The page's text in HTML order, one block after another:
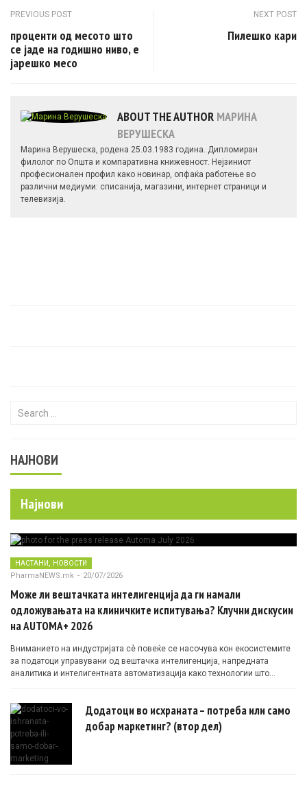
Post navigation
PREVIOUS POST
проценти од месото што
се јаде на годишно ниво, е
јарешко месо
NEXT POST
Пилешко кари
ABOUT THE AUTHOR МАРИНА
ВЕРУШЕСКА
Марина Верушеска, родена 25.03.1983 година. Дипломиран
филолог по Општа и компаративна книжевност. Нејзиниот
професионален профил како новинар, опфаќа работење во
различни медиуми: списанија, магазини, интернет страници и
телевизија.
Search for:
НАЈНОВИ
Најнови
НАСТАНИ, НОВОСТИ
PharmaNEWS.mk - 20/07/2026
Може ли вештачката интелигенција да ги намали
одложувањата на клиничките испитувања? Клучни дискусии
на AUTOMA+ 2026
Вниманието на индустријата сè повеќе се насочува кон екосистемите
за податоци управувани од вештачка интелигенција, напредната
аналитика и интелигентната автоматизација како технологии што
Додатоци во исхраната – потреба или само
добар маркетинг? (втор дел)